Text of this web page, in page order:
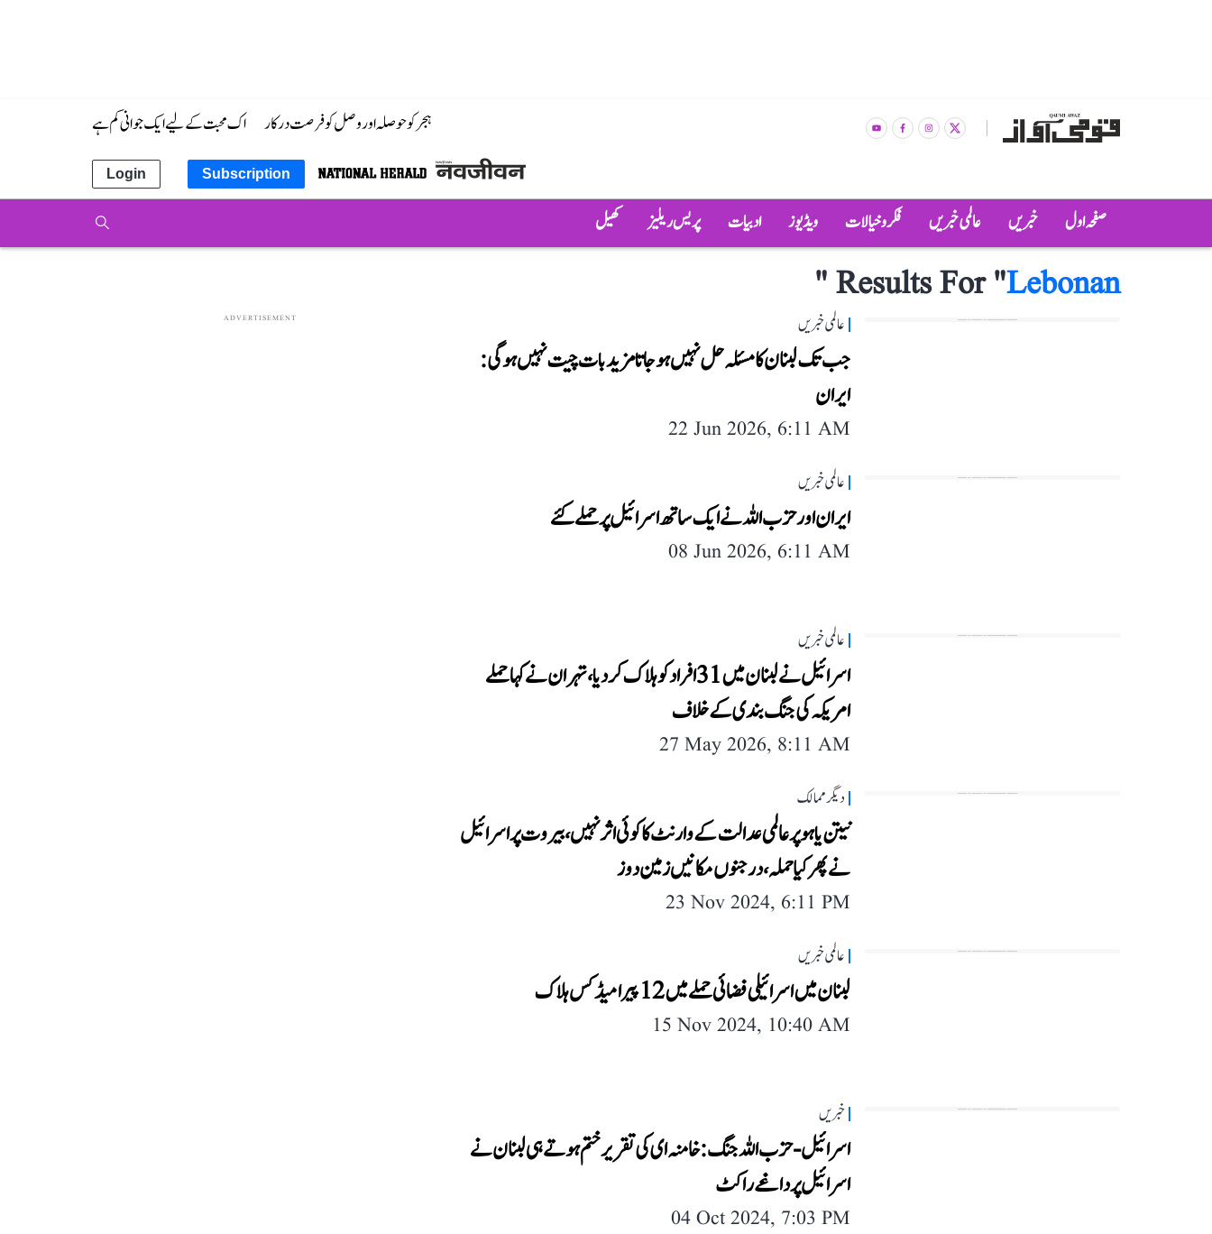
ہجر کو حوصلہ اور وصل کو فرصت درکار اک محبت کے لیے ایک جوانی کم ہے
Subscription
Login
صفحہ اول خبریں عالمی خبریں فکر و خیالات ویڈیوز ادبیات پریس ریلیز کھیل
Results For "Lebonan
"
عالمی خبریں
جب تک لبنان کا مسئلہ حل نہیں ہو جاتا مزید بات چیت نہیں ہو گی:
ایران
22 Jun 2026, 6:11 AM
عالمی خبریں
ایران اور حزب اللہ نے ایک ساتھ اسرائیل پر حملے کئے
08 Jun 2026, 6:11 AM
عالمی خبریں
اسرائیل نے لبنان میں 31 افراد کو ہلاک کر دیا، تہران نے کہا حملے
امریکہ کی جنگ بندی کے خلاف
27 May 2026, 8:11 AM
دیگر ممالک
نیتن یاہو پر عالمی عدالت کے وارنٹ کا کوئی اثر نہیں، بیروت پر اسرائیل
نے پھر کیا حملہ، درجنوں مکانیں زمین دوز
23 Nov 2024, 6:11 PM
عالمی خبریں
لبنان میں اسرائیلی فضائی حملے میں 12 پیرا میڈکس ہلاک
15 Nov 2024, 10:40 AM
خبریں
اسرائیل-حزب اللہ جنگ: خامنہ ای کی تقریر ختم ہوتے ہی لبنان نے
اسرائیل پر داغے راکٹ
04 Oct 2024, 7:03 PM
ADVERTISEMENT